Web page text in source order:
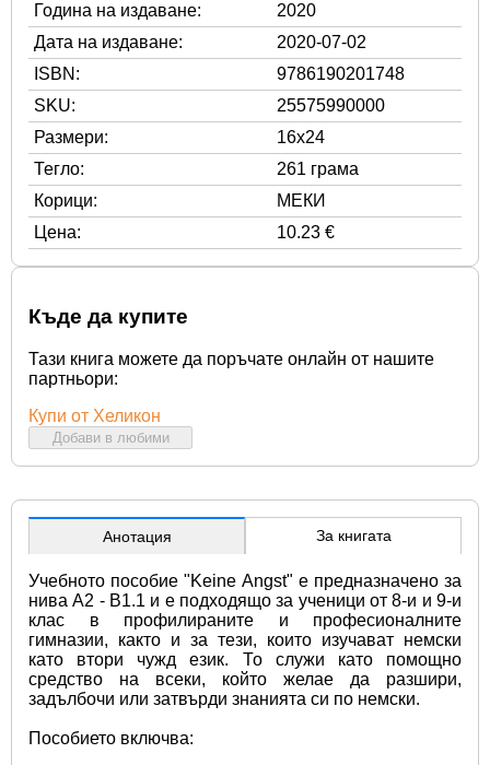
Година на издаване:
2020
Дата на издаване:
2020-07-02
ISBN:
9786190201748
SKU:
25575990000
Размери:
16x24
Тегло:
261 грама
Корици:
МЕКИ
Цена:
10.23 €
Къде да купите
Тази книга можете да поръчате онлайн от нашите
партньори:
Купи от Хеликон
Добави в любими
Анотация За книгата
Учебното пособие "Keine Angst" е предназначено за
нива А2 - В1.1 и е подходящо за ученици от 8-и и 9-и
клас в профилираните и професионалните
гимназии, както и за тези, които изучават немски
като втори чужд език. То служи като помощно
средство на всеки, който желае да разшири,
задълбочи или затвърди знанията си по немски.
Пособието включва: